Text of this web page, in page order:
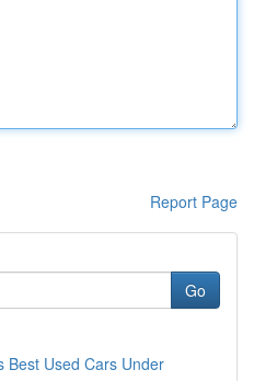
Report Page
Go
Best Used Cars Under